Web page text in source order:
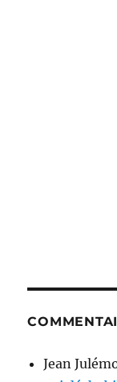
Jean